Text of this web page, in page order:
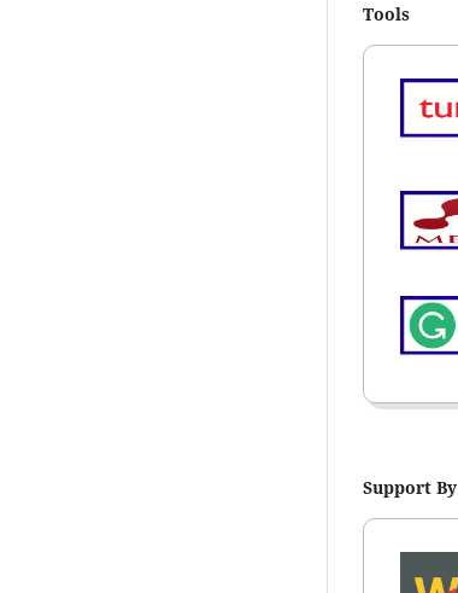
Tools
Support By